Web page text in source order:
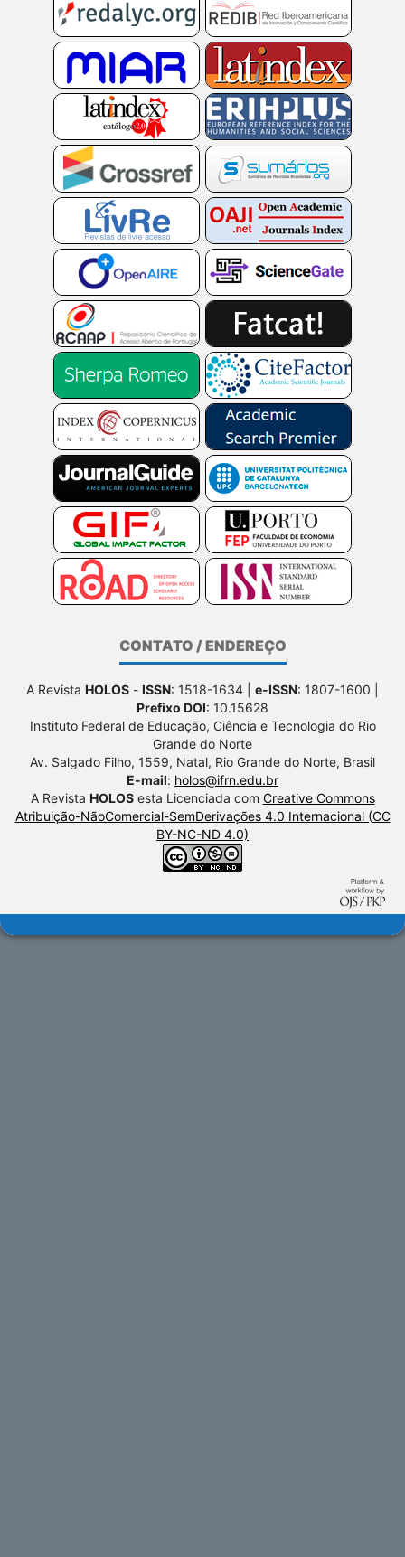
CONTATO / ENDEREÇO
A Revista HOLOS - ISSN: 1518-1634 | e-ISSN: 1807-1600 |
Prefixo DOI: 10.15628
Instituto Federal de Educação, Ciência e Tecnologia do Rio
Grande do Norte
Av. Salgado Filho, 1559, Natal, Rio Grande do Norte, Brasil
E-mail: holos@ifrn.edu.br
A Revista HOLOSesta Licenciada com Creative Commons
Atribuição-NãoComercial-SemDerivações 4.0 Internacional (CC
BY-NC-ND 4.0)